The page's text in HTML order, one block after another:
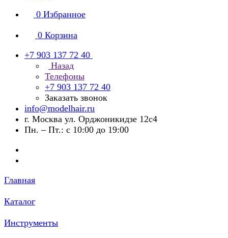
0 Избранное
0 Корзина
+7 903 137 72 40
Назад
Телефоны
+7 903 137 72 40
Заказать звонок
info@modelhair.ru
г. Москва ул. Орджоникидзе 12с4
Пн. – Пт.: с 10:00 до 19:00
Главная
Каталог
Инструменты